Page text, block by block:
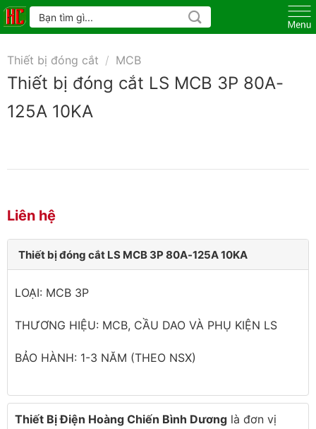
Skip
to
Tìm
kiếm:
Thiết bị đóng cắt / MCB
Thiết bị đóng cắt LS MCB 3P 80A-
125A 10KA
Liên hệ
Thiết bị đóng cắt LS MCB 3P 80A-125A 10KA
LOẠI: MCB 3P
THƯƠNG HIỆU: MCB, CẦU DAO VÀ PHỤ KIỆN LS
BẢO HÀNH: 1-3 NĂM (THEO NSX)
Thiết Bị Điện Hoàng Chiến Bình Dương là đơn vị